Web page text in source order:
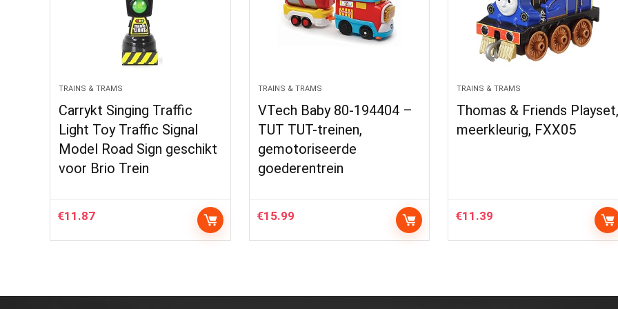
TRAINS & TRAMS
Carrykt Singing Traffic
Light Toy Traffic Signal
Model Road Sign geschikt
voor Brio Trein
€11.87
TRAINS & TRAMS
VTech Baby 80-194404 –
TUT TUT-treinen,
gemotoriseerde
goederentrein
€15.99
TRAINS & TRAMS
Thomas & Friends
meerkleurig, FXX05
€11.39